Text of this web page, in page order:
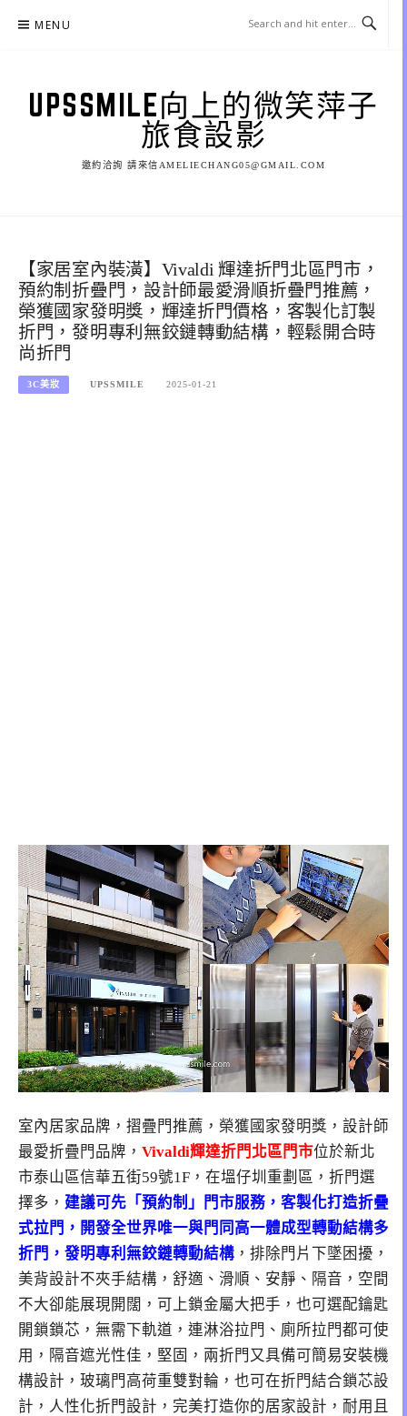
MENU
UPSSMILE向上的微笑萍子
旅食設影
邀約洽詢 請來信AMELIECHANG05@GMAIL.COM
【家居室內裝潢】Vivaldi 輝達折門北區門市，
預約制折疊門，設計師最愛滑順折疊門推薦，
榮獲國家發明獎，輝達折門價格，客製化訂製
折門，發明專利無鉸鏈轉動結構，輕鬆開合時
尚折門
3C美妝 UPSSMILE 2025-01-21
室內居家品牌，摺疊門推薦，榮獲國家發明獎，設計師
最愛折疊門品牌， Vivaldi輝達折門北區門市位於新北
市泰山區信華五街59號1F ，在塭仔圳重劃區，折門選
擇多， 建議可先「預約制」門市服務，客製化打造折疊
式拉門，開發全世界唯一與門同高一體成型轉動結構多
折門，發明專利無鉸鏈轉動結構 ，排除門片下墜 困擾，
美背設計不夾手結構，舒適、滑順、安靜、隔音，空間
不大卻能展現開闊，可上鎖金屬大把手，也可選配鑰匙
開鎖鎖芯，無需下軌道，連淋浴拉門、廁所拉門都可使
用，隔音遮光性佳，堅固 ，兩折門又具備可簡易安裝機
構設計，玻璃門高荷重雙對輪，也可在折門結合鎖芯設
計，人性化折門設計，完美打造你的居家設計，耐用且